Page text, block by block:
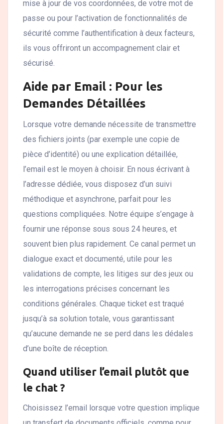
mise à jour de vos coordonnées, de votre mot de
passe ou pour l’activation de fonctionnalités de
sécurité comme l’authentification à deux facteurs,
ils vous offriront un accompagnement clair et
sécurisé.
Aide par Email : Pour les
Demandes Détaillées
Lorsque votre demande nécessite de transmettre
des fichiers joints (par exemple une copie de
pièce d’identité) ou une explication détaillée,
l’email est le moyen à choisir. En nous écrivant à
l’adresse dédiée, vous disposez d’un suivi
méthodique et asynchrone, parfait pour les
questions compliquées. Notre équipe s’engage à
fournir une réponse sous sous 24 heures, et
souvent bien plus rapidement. Ce canal permet un
dialogue exact et documenté, utile pour les
validations de compte, les litiges sur des jeux ou
les interrogations précises concernant les
conditions générales. Chaque ticket est traqué
jusqu’à sa solution totale, vous garantissant
qu’aucune demande ne se perd dans les dédales
d’une boîte de réception.
Quand utiliser l’email plutôt que
le chat ?
Choisissez l’email lorsque votre question implique